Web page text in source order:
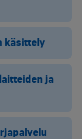
käsittely
ja